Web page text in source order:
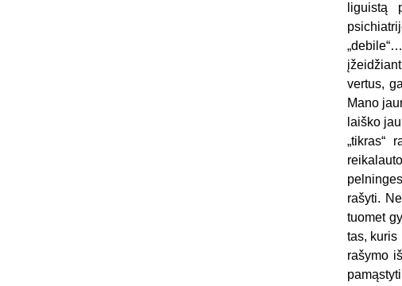
liguistą
vertus,
Mano
laiško
„tikras“
rašyti.
tuomet
tas, kuris
rašymo